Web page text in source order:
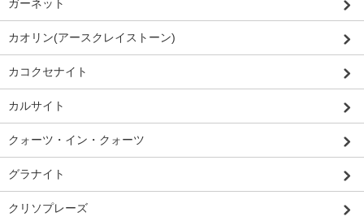
ガーネット
カオリン(アースクレイストーン)
カコクセナイト
カルサイト
クォーツ・イン・クォーツ
グラナイト
クリソプレーズ